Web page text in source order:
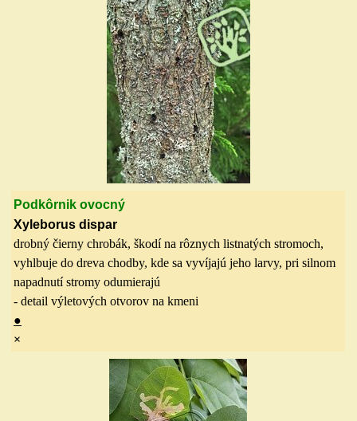
Podkôrnik ovocný
Xyleborus dispar
drobný čierny chrobák, škodí na rôznych listnatých stromoch,
vyhlbuje do dreva chodby, kde sa vyvíjajú jeho larvy, pri silnom
napadnutí stromy odumierajú
- detail výletových otvorov na kmeni
●
×